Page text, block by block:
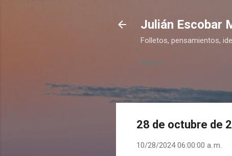
Julián Escobar
Folletos, pensamientos,
Menú
28 de octubre de
10/28/2024 06:00:00 a. m.